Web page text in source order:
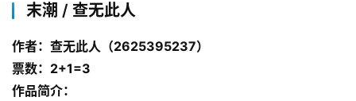
末潮 / 查无此人
作者：查无此人（2625395237）
票数：2+1=3
作品简介：